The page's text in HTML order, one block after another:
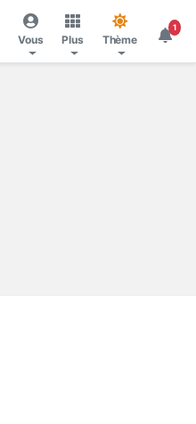
Vous Plus Thème
1